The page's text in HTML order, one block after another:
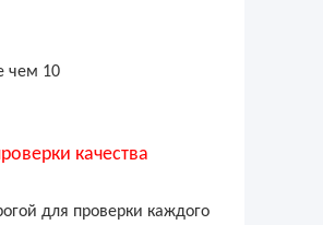
чем 10
качества
для проверки каждого